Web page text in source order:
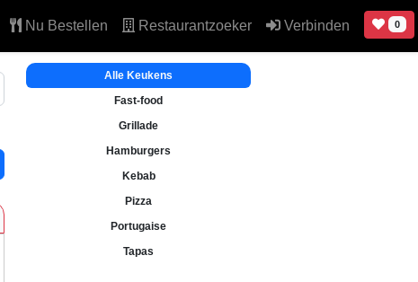
Nu Bestellen Restaurantzoeker Verbinden 0
Alle Keukens
Fast-food
Grillade
Hamburgers
Kebab
Pizza
Portugaise
Tapas